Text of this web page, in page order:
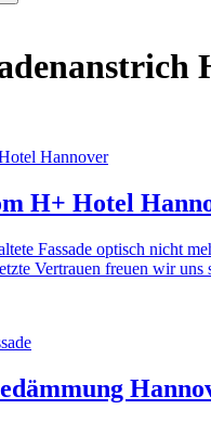
H+ Hotel
Fassade optisch nicht
Vertrauen freuen wir